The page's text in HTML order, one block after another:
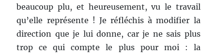
beaucoup plu, et heureusement, vu le travail
qu’elle représente ! Je réfléchis à modifier la
direction que je lui donne, car je ne sais plus
trop ce qui compte le plus pour moi : la